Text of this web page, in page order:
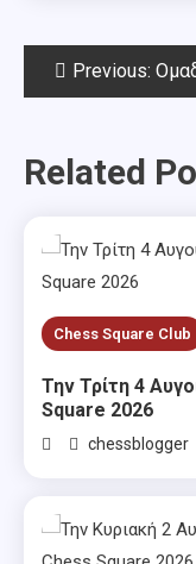
PostPrevious: Ομαδικοί Αγώνες Αττικής
Related
Chess Square Club
Την Τρίτη 4
Square 2026
chessblogger